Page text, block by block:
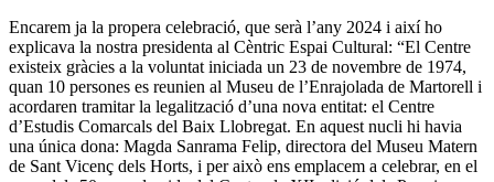
Encarem ja la propera celebració, que serà l’any 2024 i així ho
explicava la nostra presidenta al Cèntric Espai Cultural: “El Centre
existeix gràcies a la voluntat iniciada un 23 de novembre de 1974,
quan 10 persones es reunien al Museu de l’Enrajolada de Martorell i
acordaren tramitar la legalització d’una nova entitat: el Centre
d’Estudis Comarcals del Baix Llobregat. En aquest nucli hi havia
una única dona: Magda Sanrama Felip, directora del Museu Matern
de Sant Vicenç dels Horts, i per això ens emplacem a celebrar, en el